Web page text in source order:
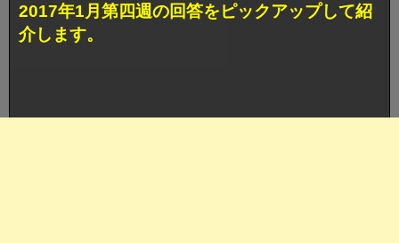
2017年1月第四週の回答をピックアップして紹
介します。